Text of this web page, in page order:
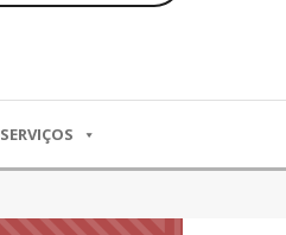
SERVIÇOS